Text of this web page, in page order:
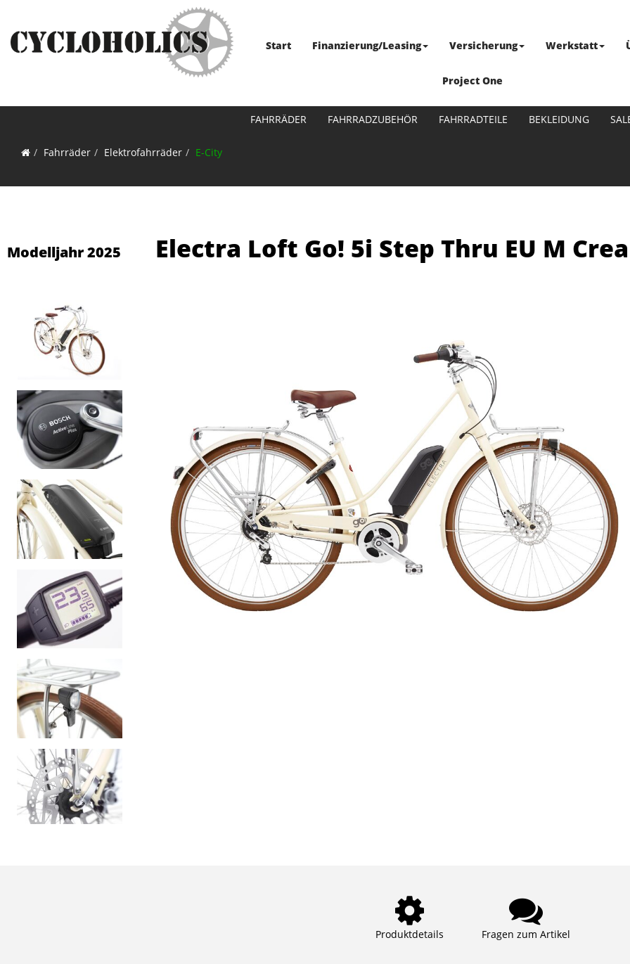
Start Finanzierung/Leasing Versicherung Werkstatt
Project One
FAHRRÄDER FAHRRADZUBEHÖR FAHRRADTEILE BEKLEIDUNG
Fahrräder Elektrofahrräder E-City
Modelljahr 2025 Electra Loft Go! 5i Step Thru EU M
Produktdetails Fragen zum Artikel